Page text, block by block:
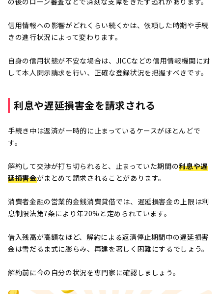
信用情報への影響がどれくらい続くかは、依頼した時期や手続
きの進行状況によって変わります。
自身の信用状態が不安な場合は、JICCなどの信用情報機関に対
して本人開示請求を行い、正確な登録状況を把握すべきです。
利息や遅延損害金を請求される
手続き中は返済が一時的に止まっているケースがほとんどで
す。
解約して交渉が打ち切られると、止まっていた期間の利息や遅
延損害金がまとめて請求されることがあります。
消費者金融の営業的金銭消費貸借では、遅延損害金の上限は利
息制限法第7条により年20%と定められています。
借入残高が高額なほど、解約による返済停止期間中の遅延損害
金は雪だるま式に膨らみ、再建を著しく困難にするでしょう。
解約前に今の自分の状況を専門家に確認しましょう。